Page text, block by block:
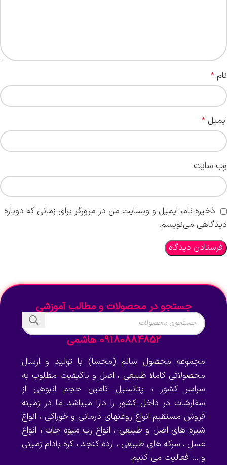
نام *
ایمیل *
وب‌ سایت
ذخیره نام، ایمیل و وبسایت من در مرورگر برای زمانی که دوباره
دیدگاهی می‌نویسم.
جستجو در محصولات و مطالب آموزشی
09180884852 هاشمی
مجموعه محصول سالم (محسا) با تولید و ارسال
محصولاتی کاملا طبیعی ، اصل و باکیفیت مطلوب به
سراسر کشور ، پتانسیل تامین حجم انبوهی از
سفارشات در داخل کشور را دارا میباشد ما در زمینه
فروش مستقیم انواع روغنهای درمانی و خوراکی ، انواع
شیره های اصل و طبیعی ، انواع رب میوه جات ، انواع
عسل ، سرکه های طبیعی ، ارده کنجد ، کره بادام زمینی
و … فعالیت می کنیم.